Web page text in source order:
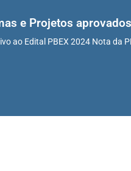
e Projetos
ao Edital PBEX 2024 Nota da